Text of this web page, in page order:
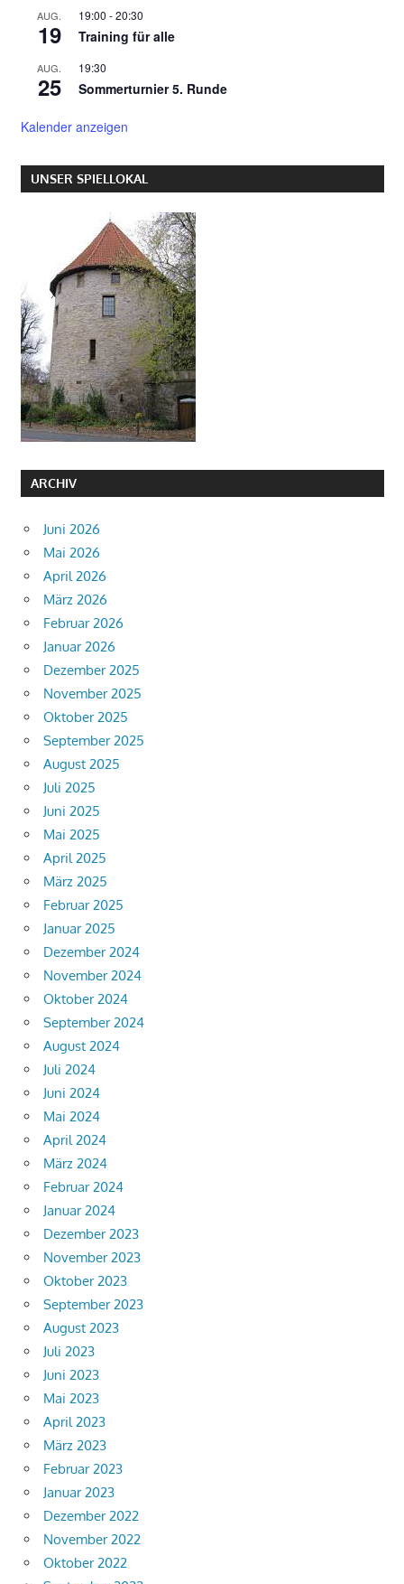
AUG.
19
19:00 -20:30
Training für alle
AUG.
25
19:30
Sommerturnier 5. Runde
Kalender anzeigen
UNSER SPIELLOKAL
ARCHIV
Juni 2026
Mai 2026
April 2026
März 2026
Februar 2026
Januar 2026
Dezember 2025
November 2025
Oktober 2025
September 2025
August 2025
Juli 2025
Juni 2025
Mai 2025
April 2025
März 2025
Februar 2025
Januar 2025
Dezember 2024
November 2024
Oktober 2024
September 2024
August 2024
Juli 2024
Juni 2024
Mai 2024
April 2024
März 2024
Februar 2024
Januar 2024
Dezember 2023
November 2023
Oktober 2023
September 2023
August 2023
Juli 2023
Juni 2023
Mai 2023
April 2023
März 2023
Februar 2023
Januar 2023
Dezember 2022
November 2022
Oktober 2022